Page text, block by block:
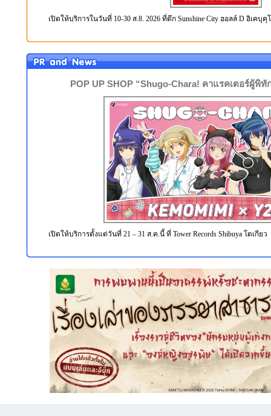
เปิดให้บริการในวันที่ 10-30 ส.8. 2026 ที่ตึก Sunshine City ฮอลล์ D อิเคบุคุ
POP UP SHOP “Shugo-Chara! คาแรคเตอร์ผู้พิทั
เปิดให้บริการตั้งแต่วันที่ 21 – 31 ส.ค.นี้ ที่ Tower Records Shibuya โตเกียว